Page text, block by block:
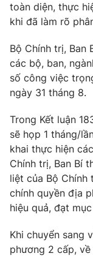
Video
VTV Money
VTV Sức khoẻ
Thị trường 24h
VTV4
VTV9
Liên hệ tòa
toàn diện, thực
khi đã làm rõ
Bộ Chính trị, Ban
các bộ, ban,
số công việc
ngày 31 tháng 8.
Trong Kết luận
sẽ họp 1 tháng/
khai thực hiện
Chính trị, Ban Bí
liệt của Bộ Chính
chính quyền địa
hiệu quả, đạt
Khi chuyển sang
phương 2 cấp,